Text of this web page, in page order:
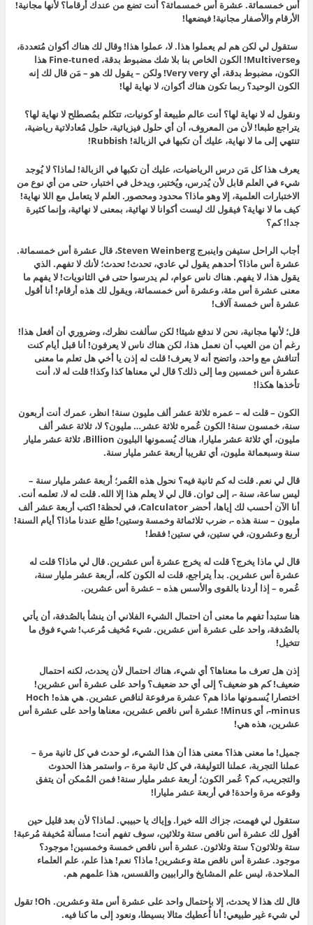
أس خمسمائة. عشرة أس خمسمائة؟ أنت تضع من عندك أرقاما؟ لأنها مجانية!
الأرقام والأصفار مجانية! فيضعها!
ستقول لي لكن هم لم يعملوا هذا. لا، عملوا هذا! وقال لك هناك أكوان مُتعددة،
وMultiverse! الكون الخاص بنا بلا شك مضبوط بدقة، Fine-tuned هذا
الكون، مضبوط بدقة، أي Very very! ولكن – يقول لك هو – مَن قال لك إنه
الكون الوحيد؟ ربما تكون هناك أكوان، لا نهاية لها!
ونقول له لا نهاية لها؟ أنت عالم طبيعة أو كونيات، تتكلم بمُصطلح لا نهاية لها؟
يتراجع طبعا! لأن من المعروف، أن أي حلول فيزيائية، حلول مُعادلاتية رياضية،
تنتهي إلى ما لا نهاية، عليك أن تكبها في الزبالة! Rubbish!
يعرف هذا كل مَن درس الرياضيات، عليك أن تكبها في الزبالة! لماذا؟ لا يُوجد
شيء في العلم قابل لأن يُدرس، ويُختبر، ويدخل في اختبار، حتى من أي نوع من
الاختبارات العلمية، إلا وهو ماذا؟ محدود ومحصور. العلم لا يتعامل مع اللا نهاية!
كيف ما لا نهاية؟ فيقول لك ليست أكوانا لا نهائية، بمعنى لا نهائية، وإنما كثيرة
جدا! كم؟
أجاب الراحل ستيفن واينبرج Steven Weinberg، قال عشرة أس خمسمائة.
عشرة أس ماذا؟ أحدهم يقول لي عادي، تحدث! تحدث؛ لأنك لا تفهم. الذي
يقول هذا، لا يفهم. هناك ناس عوام، لم يدرسوا حتى في الثانويات! لا يفهم ما
معنى عشرة أس مئة، وعشرة أس خمسمائة، ويقول لك هذه أرقام! أنا أقول
عشرة أس خمسة آلاف!
قل؛ لأنها مجانية، نحن لا ندفع شيئا! لكن سألفت نظرك، وضروري أن أفعل هذا!
رغم أن من العيب أن نعمل هذا، لكن هناك ناس لا يعرفون! أنا قبل أيام كنت
أتناقش مع واحد، واتضح أنه لا يعرف! قلت له إذن يا أخي هل تعلم ما معنى
عشرة أس خمسين وما إلى ذلك؟ قال لي معناها كذا وكذا! قلت له لا، أنت
تأخذها هكذا!
الكون – قلت له – عمره ثلاثة عشر ألف مليون سنة! انظر، عمرك أنت أربعون
سنة، خمسون سنة! الكون عُمره ثلاثة عشر… مليون؟ لا، ثلاثة عشر ألف
مليون، أي ثلاثة عشر مليارا، هناك يُسمونها البليون Billion، ثلاثة عشر مليار
سنة وسبعمائة مليون، أي تقريبا أربعة عشر مليار سنة.
قال لي نعم. قلت له كم ثانية فيه؟ نحول هذه العُمر؛ أربعة عشر مليار سنة –
ليس ساعة، سنة -، إلى ثوان. قال لي لا يعلم هذا إلا الله. قلت له لا، تعلمه أنت.
أنا الآن أحسب لك إياها، أحضر Calculator، في لحظة! اكتب أربعة عشر ألف
مليون – سنة هذه -، ضرب ثلاثمائة وخمسة وستين! طلع عندنا ماذا؟ أيام السنة!
أربع وعشرون، في ستين، في ستين! فقط!
قال لي ماذا يخرج؟ قلت له يخرج عشرة أس عشرين. قال لي ماذا؟ قلت له
عشرة أس عشرين. بدأ يتراجع، قلت له الكون كله، أربعة عشر مليار سنة،
عُمره – إذا أردنا بالقوى والأسس هذه – عشرة أس عشرين.
هنا ستبدأ تفهم ما معنى أن احتمال الشيء الفلاني أن ينشأ بالصُدفة، أن يأتي
بالصُدفة، واحد على عشرة أس عشرين. شيء مُخيف مُرعب! شيء فوق ما
تتخيل!
إذن هل تعرف ما معناها؟ أي شيء، هناك احتمال لأن يحدث، لكنه احتمال
ضعيف! كم هو ضعيف؟ إلى أي حد ضعيف؟ واحد على عشرة أس عشرين!
اختصارا يُسمونها ماذا هم؟ عشرة مرفوعة لناقص عشرين. هي هذه! Hoch
minus-، أي Minus! عشرة أس ناقص عشرين، معناها واحد على عشرة أس
عشرين، هذه هي!
جميل! ما معنى هذا؟ معنى هذا أن هذا الشيء، لو حدث في كل ثانية مرة –
عملنا التجربة، عملنا التوليفة، في كل ثانية مرة -، واستمر هذا الحدوث
والتجريب، كم؟ عُمر الكون؛ أربعة عشر مليار سنة! فمن المُمكن أن يتفق
وقوعه مرة واحدة! في أربعة عشر مليارا!
ستقول لي فهمت، جزاك الله خيرا. وإياك يا حبيبي. لماذا؟ لأن بعد قليل حين
أقول لك عشرة أس ناقص ستة وثلاثين، سوف تفهم أنت! مسألة مُخيفة مُرعبة!
ستة وثلاثون؟ ستة وثلاثون. عشرة أس ناقص خمسة وخمسين! موجود؟
موجود. عشرة أس ناقص مئة وعشرين! ماذا؟ نعم! هذا علم، علم العلماء
الملاحدة، ليس علم المشايخ والرابيين والقسس، هذا علمهم هم.
قال لك هذا لا يحدث، إلا باحتمال واحد على عشرة أس مئة وعشرين. Oh! تقول
لي شيء غير طبيعي! أنا أُعطيك مثالا بسيطا، ونعود إلى ما كنا فيه.